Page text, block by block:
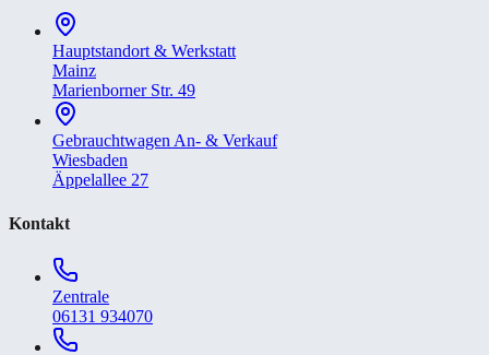
Hauptstandort & Werkstatt
Mainz
Marienborner Str. 49
Gebrauchtwagen An- & Verkauf
Wiesbaden
Äppelallee 27
Kontakt
Zentrale
06131 934070